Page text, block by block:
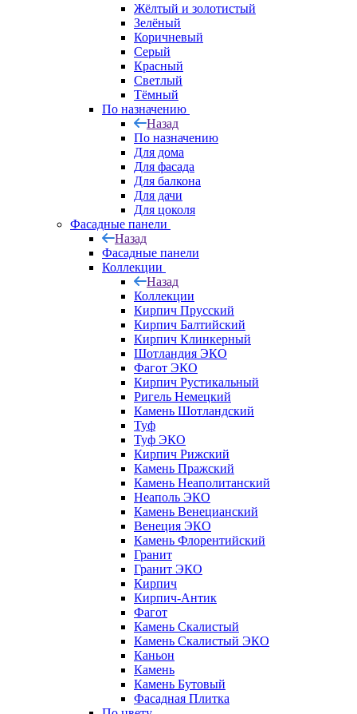
Жёлтый и золотистый
Зелёный
Коричневый
Серый
Красный
Светлый
Тёмный
По назначению
Назад
По назначению
Для дома
Для фасада
Для балкона
Для дачи
Для цоколя
Фасадные панели
Назад
Фасадные панели
Коллекции
Назад
Коллекции
Кирпич Прусский
Кирпич Балтийский
Кирпич Клинкерный
Шотландия ЭКО
Фагот ЭКО
Кирпич Рустикальный
Ригель Немецкий
Камень Шотландский
Туф
Туф ЭКО
Кирпич Рижский
Камень Пражский
Камень Неаполитанский
Неаполь ЭКО
Камень Венецианский
Венеция ЭКО
Камень Флорентийский
Гранит
Гранит ЭКО
Кирпич
Кирпич-Антик
Фагот
Камень Скалистый
Камень Скалистый ЭКО
Каньон
Камень
Камень Бутовый
Фасадная Плитка